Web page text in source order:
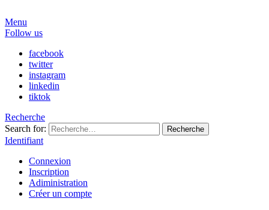
Menu
Follow us
facebook
twitter
instagram
linkedin
tiktok
Recherche
Search for:
Recherche
Identifiant
Connexion
Inscription
Adiministration
Créer un compte